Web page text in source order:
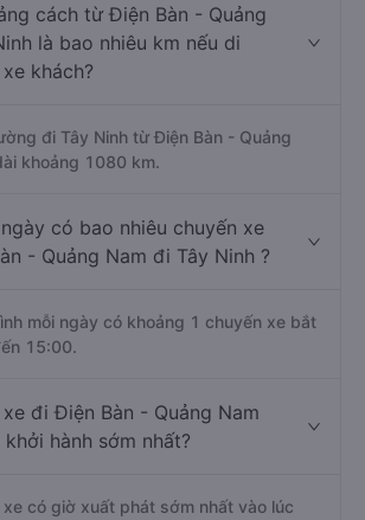
cách từ Điện Bàn - Quảng
là bao nhiêu km nếu di
khách?
đi Tây Ninh từ Điện Bàn - Quảng
khoảng 1080 km.
có bao nhiêu chuyến xe
- Quảng Nam đi Tây Ninh ?
mỗi ngày có khoảng 1 chuyến xe bắt
15:00.
đi Điện Bàn - Quảng Nam
hành sớm nhất?
xe có giờ xuất phát sớm nhất vào lúc